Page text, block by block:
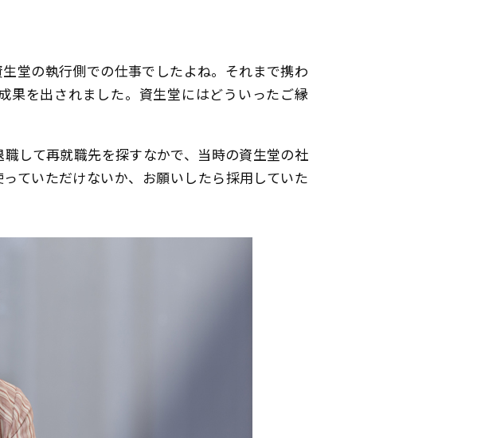
堂の執行側での仕事でしたよね。それまで携わ
果を出されました。資生堂にはどういったご縁
して再就職先を探すなかで、当時の資生堂の社
ていただけないか、お願いしたら採用していた